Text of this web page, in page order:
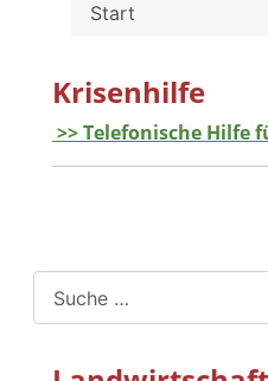
Krisenhilfe
>> Telefonische Hilfe
Start